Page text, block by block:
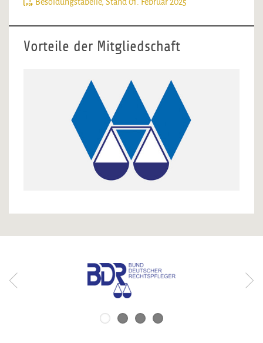
Besoldungstabelle, Stand 01. Februar 2025
Vorteile der Mitgliedschaft